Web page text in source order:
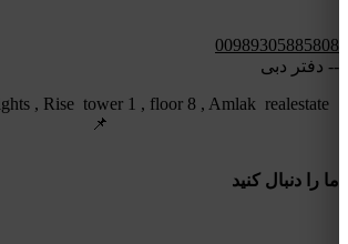
00989305885808
-- دفتر دبی
, Rise tower 1 , floor 8 , Amlak realestate
📌
ما را دنبال کنید